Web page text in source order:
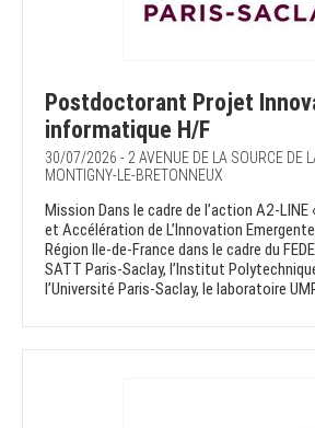
Postdoctorant Projet
informatique H/F
30/07/2026 - 2 AVENUE DE LA SOURCE DE
MONTIGNY-LE-BRETONNEUX
Mission Dans le cadre de l’action A2-
et Accélération de L’Innovation
Région Ile-de-France dans le cadre du
SATT Paris-Saclay, l’Institut
l’Université Paris-Saclay, le laboratoire